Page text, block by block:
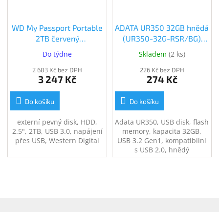
WD My Passport Portable
2TB červený
(WDBYVG0020BRD-
WESN)
Do týdne
2 683 Kč bez DPH
3 247 Kč
Do košíku
externí pevný disk, HDD,
2.5", 2TB, USB 3.0, napájení
přes USB, Western Digital
ADATA UR350 32GB hnědá
(UR350-32G-RSR/BG)
(UR350-32G-RSR/BG)
Skladem (2 ks)
226 Kč bez DPH
274 Kč
Do košíku
Adata UR350, USB disk, flash
memory, kapacita 32GB,
USB 3.2 Gen1, kompatibilní
s USB 2.0, hnědý